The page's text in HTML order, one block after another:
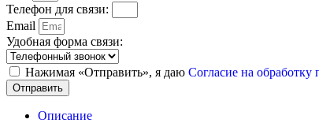
Телефон для связи:
Email
Удобная форма связи:
Нажимая «Отправить», я даю Согласие на
Отправить
Описание